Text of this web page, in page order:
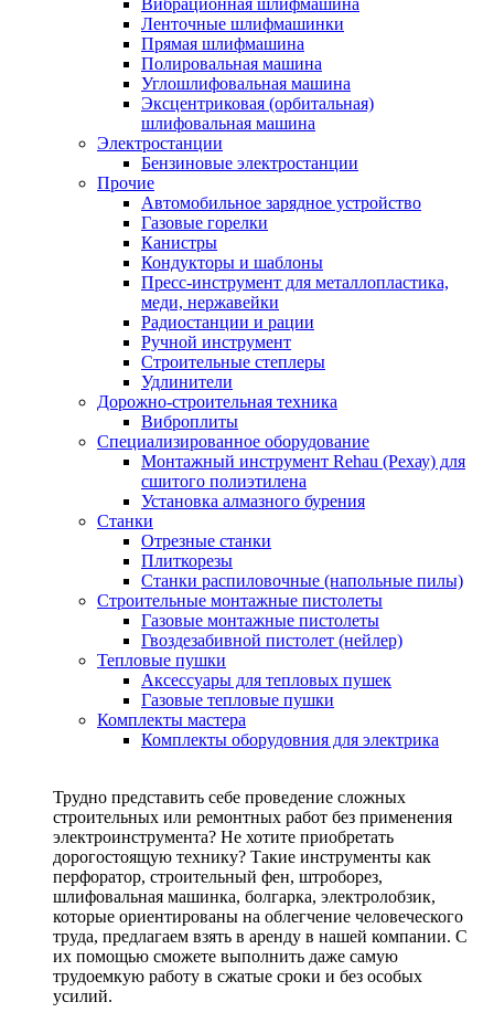
Вибрационная шлифмашина
Ленточные шлифмашинки
Прямая шлифмашина
Полировальная машина
Углошлифовальная машина
Эксцентриковая (орбитальная)
шлифовальная машина
Электростанции
Бензиновые электростанции
Прочие
Автомобильное зарядное устройство
Газовые горелки
Канистры
Кондукторы и шаблоны
Пресс-инструмент для металлопластика,
меди, нержавейки
Радиостанции и рации
Ручной инструмент
Строительные степлеры
Удлинители
Дорожно-строительная техника
Виброплиты
Специализированное оборудование
Монтажный инструмент Rehau (Рехау) для
сшитого полиэтилена
Установка алмазного бурения
Станки
Отрезные станки
Плиткорезы
Станки распиловочные (напольные пилы)
Строительные монтажные пистолеты
Газовые монтажные пистолеты
Гвоздезабивной пистолет (нейлер)
Тепловые пушки
Аксессуары для тепловых пушек
Газовые тепловые пушки
Комплекты мастера
Комплекты оборудовния для электрика
Трудно представить себе проведение сложных
строительных или ремонтных работ без применения
электроинструмента? Не хотите приобретать
дорогостоящую технику? Такие инструменты как
перфоратор, строительный фен, штроборез,
шлифовальная машинка, болгарка, электролобзик,
которые ориентированы на облегчение человеческого
труда, предлагаем взять в аренду в нашей компании. С
их помощью сможете выполнить даже самую
трудоемкую работу в сжатые сроки и без особых
усилий.